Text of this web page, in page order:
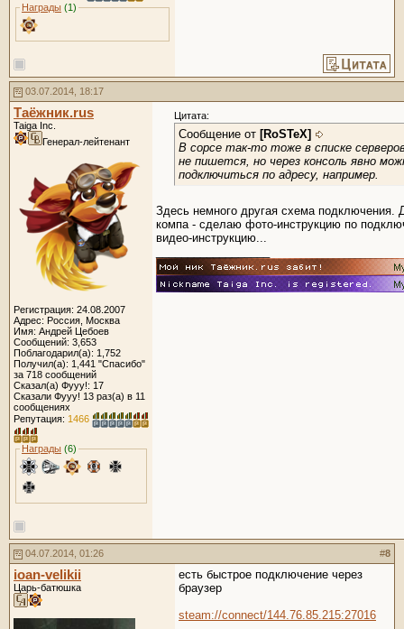
Награды (1)
03.07.2014, 18:17
Таёжник.rus
Taiga Inc.
Генерал-лейтенант
Регистрация: 24.08.2007
Адрес: Россия, Москва
Имя: Андрей Цебоев
Сообщений: 3,653
Поблагодарил(а): 1,752
Получил(а): 1,441 "Спасибо"
за 718 сообщений
Сказал(а) Фууу!: 17
Сказали Фууу! 13 раз(а) в 11
сообщениях
Репутация: 1466
Награды (6)
Цитата:
Сообщение от [RoSTeX]
В сорсе так-то тоже в списке
не пишется, но через консоль явно
подключиться по адресу, например.
Здесь немного другая схема подключения.
компа - сделаю фото-инструкцию по
видео-инструкцию...
04.07.2014, 01:26 #8
ioan-velikii
Царь-батюшка
есть быстрое подключение через
браузер
steam://connect/144.76.85.215:27016